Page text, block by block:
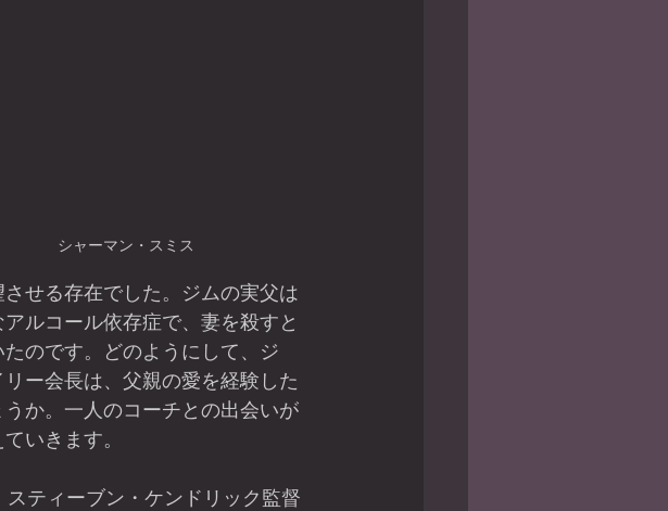
シャーマン・スミス
せる存在でした。ジムの実父は
ルコール依存症で、妻を殺すと
のです。どのようにして、ジ
ー会長は、父親の愛を経験した
か。一人のコーチとの出会いが
いきます。